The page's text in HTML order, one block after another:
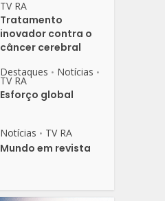
TV RA
Tratamento
inovador contra o
câncer cerebral
Destaques • Notícias •
TV RA
Esforço global
Notícias • TV RA
Mundo em revista